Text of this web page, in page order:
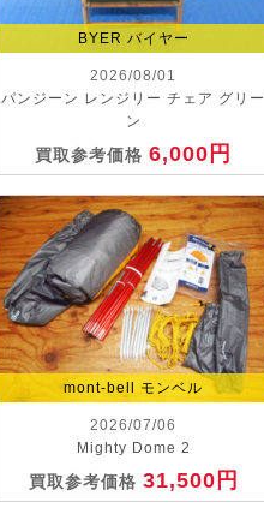
BYER バイヤー
2026/08/01
パンジーン レンジリー チェア グリー
ン
買取参考価格6,000円
mont-bell モンベル
2026/07/06
Mighty Dome 2
買取参考価格 31,500円